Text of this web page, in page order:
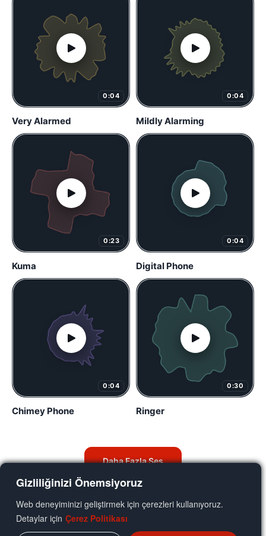
Gizliliğinizi Önemsiyoruz
Web deneyiminizi geliştirmek için çerezleri kullanıyoruz.
Detaylar için Çerez Politikası
0:04
Very Alarmed
0:04
Mildly Alarming
0:23
Kuma
0:04
Digital Phone
0:04
Chimey Phone
0:30
Ringer
Daha Fazla Ses